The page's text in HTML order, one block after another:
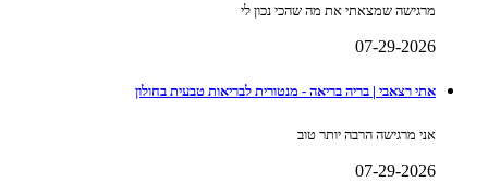
מרגישה שמצאתי את מה שהכי נכון לי
07-29-2026
אתי רצאבי | בריה בריאה - מנטורית לבריאות טבעית בחולון
אני מרגישה הרבה יותר טוב
07-29-2026